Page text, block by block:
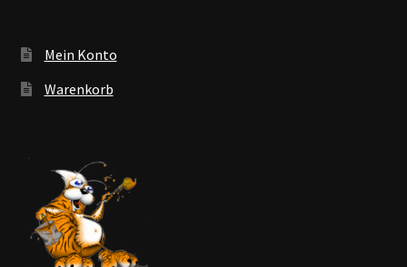
Mein Konto
Warenkorb